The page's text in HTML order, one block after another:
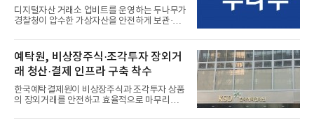
디지털자산 거래소 업비트를 운영하는 두나무가
경찰청이 압수한 가상자산을 안전하게 보관·관
예탁원, 비상장주식·조각투자 장외거
래 청산·결제 인프라 구축 착수
한국예탁결제원이 비상장주식과 조각투자 상품
의 장외거래를 안전하고 효율적으로 마무리하기